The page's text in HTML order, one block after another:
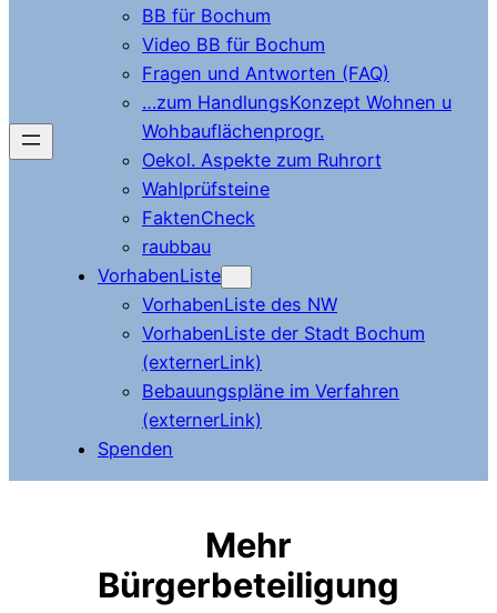
BB für Bochum
Video BB für Bochum
Fragen und Antworten (FAQ)
…zum HandlungsKonzept Wohnen u
Wohbauflächenprogr.
Oekol. Aspekte zum Ruhrort
Wahlprüfsteine
FaktenCheck
raubbau
VorhabenListe
VorhabenListe des NW
VorhabenListe der Stadt Bochum
(externerLink)
Bebauungspläne im Verfahren
(externerLink)
Spenden
Mehr
Bürgerbeteiligung